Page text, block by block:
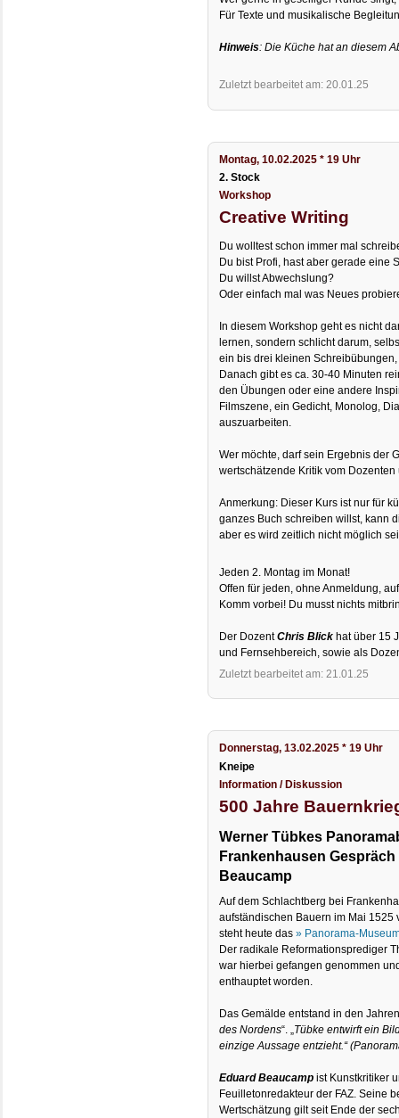
Für Texte und musikalische
Hinweis: Die Küche hat an diesem
Zuletzt bearbeitet am: 20.01.25
Montag, 10.02.2025 * 19 Uhr
2. Stock
Workshop
Creative Writing
Du wolltest schon immer mal
Du bist Profi, hast aber gerade eine
Du willst Abwechslung?
Oder einfach mal was Neues
In diesem Workshop geht es nicht
lernen, sondern schlicht darum,
ein bis drei kleinen
Danach gibt es ca. 30-40 Minuten
den Übungen oder eine andere
Filmszene, ein Gedicht, Monolog,
auszuarbeiten.
Wer möchte, darf sein Ergebnis der
wertschätzende Kritik vom
Anmerkung: Dieser Kurs ist nur für
ganzes Buch schreiben willst, kann
aber es wird zeitlich nicht möglich
Jeden 2. Montag im Monat!
Offen für jeden, ohne Anmeldung,
Komm vorbei! Du musst nichts
Der DozentChris Blick hat über 15
und Fernsehbereich, sowie als
Zuletzt bearbeitet am: 21.01.25
Donnerstag, 13.02.2025 * 19 Uhr
Kneipe
Information / Diskussion
500 Jahre
Werner Tübkes
Frankenhausen
Beaucamp
Auf dem Schlachtberg bei
aufständischen Bauern im Mai
steht heute das» Panorama-
Der radikale Reformationsprediger
war hierbei gefangen genommen
enthauptet worden.
Das Gemälde entstand in den
des Nordens“. „ Tübke entwirft ein
einzige Aussage entzieht.“
Eduard Beaucamp ist Kunstkritiker
Feuilletonredakteur der FAZ. Seine
Wertschätzung gilt seit Ende der